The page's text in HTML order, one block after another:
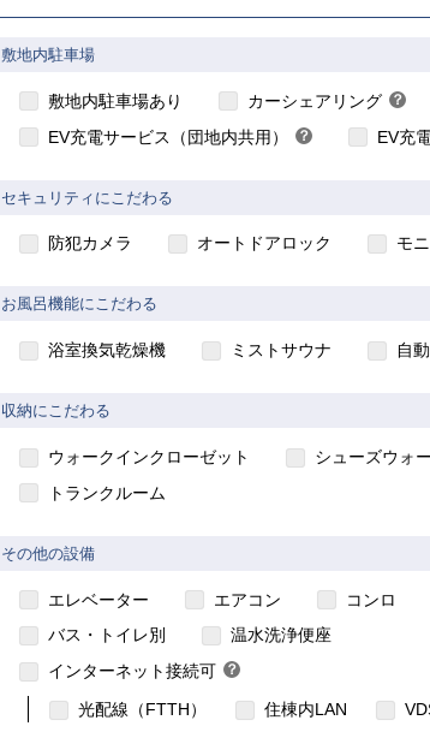
敷地内駐車場
敷地内駐車場あり カーシェアリング ？
ン
EV充電サービス（団地内共用） ？
こちら
EV充
セキュリティにこだわる
防犯カメラ オートドアロック モ
お風呂機能にこだわる
浴室換気乾燥機 ミストサウナ 自
収納にこだわる
ウォークインクローゼット シューズウォ
トランクルーム
その他の設備
エレベーター エアコン コンロ
バス・トイレ別
温水洗浄便座
インターネット接続可 ？
ン
賃貸住宅のインターネット対応について
光配線（FTTH） 住棟内LAN